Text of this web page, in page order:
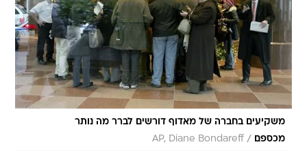
משקיעים בחברה של מאדוף דורשים לברר מה נותר
מכספם
/
AP, Diane Bondareff